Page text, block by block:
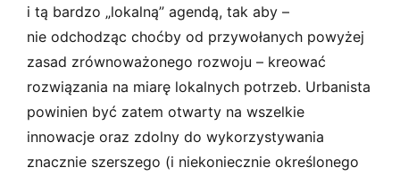
i tą bardzo „lokalną” agendą, tak aby –
nie odchodząc choćby od przywołanych powyżej
zasad zrównoważonego rozwoju – kreować
rozwiązania na miarę lokalnych potrzeb. Urbanista
powinien być zatem otwarty na wszelkie
innowacje oraz zdolny do wykorzystywania
znacznie szerszego (i niekoniecznie określonego